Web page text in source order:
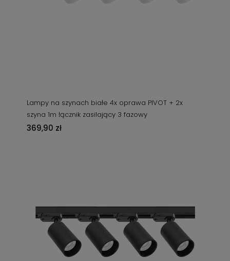
Lampy na szynach białe 4x oprawa PIVOT + 2x
szyna 1m łącznik zasilający 3 fazowy
369,90 zł